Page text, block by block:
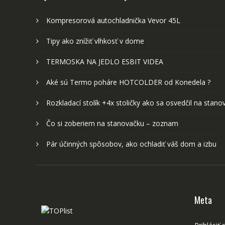
Kompresorová autochladnička Vevor 45L
Tipy ako znížiť vlhkosť v dome
TERMOSKA NA JEDLO ESBIT VIDEA
Aké sú Termo poháre HOTCOLDER od Konedela ?
Rozkladací stolík +4x stoličky ako sa osvedčil na
Čo si zoberiem na stanovačku – zoznam
Pár účinných spôsobov, ako ochladiť váš dom a izbu
Meta